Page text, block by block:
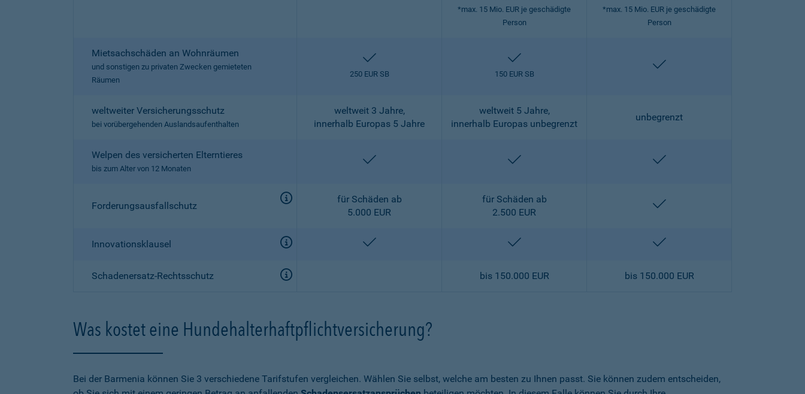
*max. 15 Mio. EUR je geschädigte
Person
*max. 15 Mio. EUR je geschädigte
Person
Mietsachschäden an Wohnräumen
und sonstigen zu privaten Zwecken gemieteten
Räumen
enthalten
250 EUR SB
enthalten
150 EUR SB
enthalten
weltweiter Versicherungsschutz
bei vorübergehenden Auslandsaufenthalten
weltweit 3 Jahre,
innerhalb Europas 5 Jahre
weltweit 5 Jahre,
innerhalb Europas unbegrenzt
unbegrenzt
Welpen des versicherten Elterntieres
bis zum Alter von 12 Monaten
enthalten enthalten enthalten
Forderungsausfallschutz
für Schäden ab
5.000 EUR
für Schäden ab
2.500 EUR
enthalten
Innovationsklausel enthalten enthalten enthalten
Schadenersatz-Rechtsschutz bis 150.000 EUR bis 150.000 EUR
Was kostet eine Hundehalterhaftpflichtversicherung?
Bei der Barmenia können Sie 3 verschiedene Tarifstufen vergleichen. Wählen Sie selbst, welche am besten zu Ihnen passt. Sie können zudem entscheiden,